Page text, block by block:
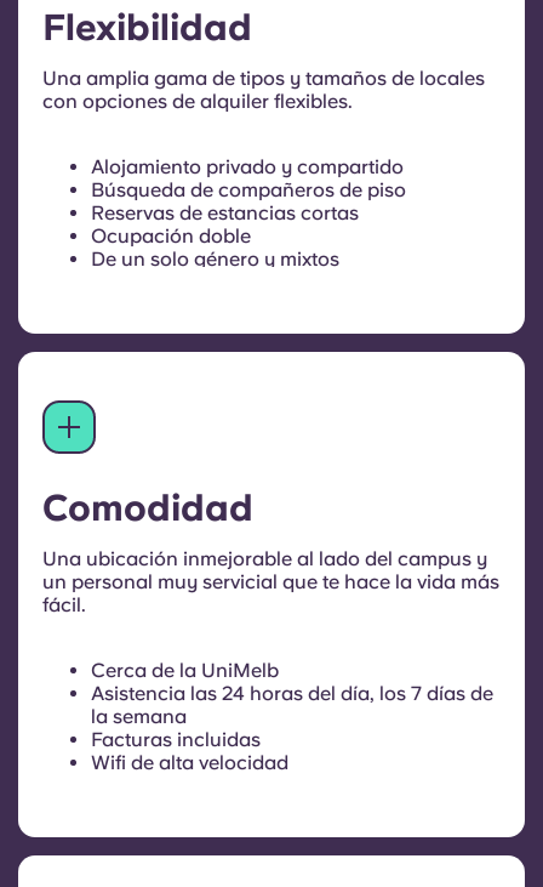
Flexibilidad
Una amplia gama de tipos y tamaños de locales
con opciones de alquiler flexibles.
Alojamiento privado y compartido
Búsqueda de compañeros de piso
Reservas de estancias cortas
Ocupación doble
De un solo género y mixtos
Comodidad
Una ubicación inmejorable al lado del campus y
un personal muy servicial que te hace la vida más
fácil.
Cerca de la UniMelb
Asistencia las 24 horas del día, los 7 días de
la semana
Facturas incluidas
Wifi de alta velocidad